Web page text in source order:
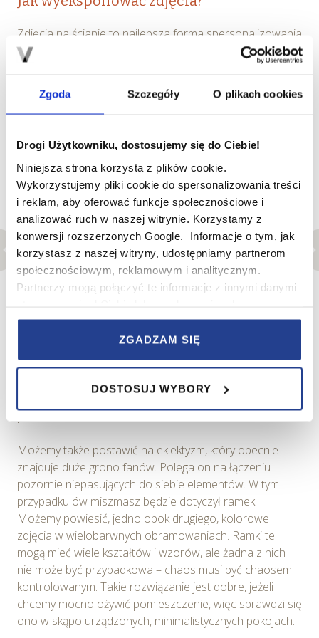
Zgoda Szczegóły O plikach cookies
Drogi Użytkowniku, dostosujemy się do Ciebie!
Niniejsza strona korzysta z plików cookie.
Wykorzystujemy pliki cookie do spersonalizowania treści
i reklam, aby oferować funkcje społecznościowe i
analizować ruch w naszej witrynie. Korzystamy z
konwersji rozszerzonych Google. Informacje o tym, jak
korzystasz z naszej witryny, udostępniamy partnerom
społecznościowym, reklamowym i analitycznym.
Partnerzy mogą połączyć te informacje z innymi danymi
korzystania z ich usług.
zapewnienia prawidłowego działania Serwisu,
zapamiętania wybranych przez użytkownika ustawień i
wszelkich wyborów dokonywanych w Serwisie, poprawy
wydajności Serwisu, zbierania informacji o tym, w jaki
Serwisu, dostosowywania działania Serwisu do
preferencji użytkowników, tworzenia statystyk
użytkowania Serwisu oraz w celach marketingowych.
Informacje, w tym dane osobowe, pozyskane w związku
z wykorzystywaniem plików cookie w Serwisie,
przetwarzane są przez Spravia Sp. z o.o. jako
usługodawcę Serwisu w ww. celach oraz mogą być
również przetwarzane przez Partnerów Spravia Sp. z
o.o. W związku z powyższym użytkownik ma prawo do
dostępu do swoich danych osobowych, ich sprostowania,
ZGADZAM SIĘ
DOSTOSUJ WYBORY
Zdjęcia na ścianie to najlepsza forma spersonalizowania
pomieszczenia. Rodzinne fotografie mogą przypominać
o wspólnie spędzonych chwilach i wprowadzić
ozdobą, zwłaszcza jeżeli odpowiednio wykorzystamy ich
potencjał.
postawić na minimalizm lub pójść w przepych i
zdobienia. Minimalizm lepiej sprawdzi się w
nowoczesnych wystrojach, natomiast ramki bardziej
ozdobne powinniśmy dopasować stylem do
pomieszczenia.
Możemy także postawić na eklektyzm, który obecnie
znajduje duże grono fanów. Polega on na łączeniu
pozornie niepasujących do siebie elementów. W tym
przypadku ów miszmasz będzie dotyczył ramek.
Możemy powiesić, jedno obok drugiego, kolorowe
zdjęcia w wielobarwnych obramowaniach. Ramki te
mogą mieć wiele kształtów i wzorów, ale żadna z nich
nie może być przypadkowa – chaos musi być chaosem
kontrolowanym. Takie rozwiązanie jest dobre, jeżeli
chcemy mocno ożywić pomieszczenie, więc sprawdzi się
ono w skąpo urządzonych, minimalistycznych pokojach.